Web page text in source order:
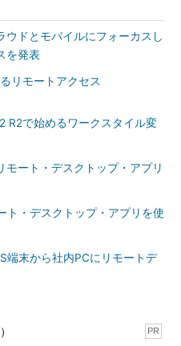
仮想マシンを作成してみま
グはわずか数分で完了し、
トップ接続」クライアント
（Microsoft Azure）上の仮想
ようになります。
Azureの東日本およ
できるので、低いネットワー
。RDP（リモートデスクトッ
クライアントから接続すれば、
想GPU機能であるRemoteFX
フォーマンスやエクスペリエ
快適に使えるでしょう。
ョンなので、Enterpriseエデ
イスリダイレクト機能を利用
ウドとモバイルにフォーカスし
を発表
リモートアクセス
R2で始めるワークスタイル変
モート・デスクトップ・アプリ
ト・デスクトップ・アプリを使
端末から社内PCにリモートデ
PR